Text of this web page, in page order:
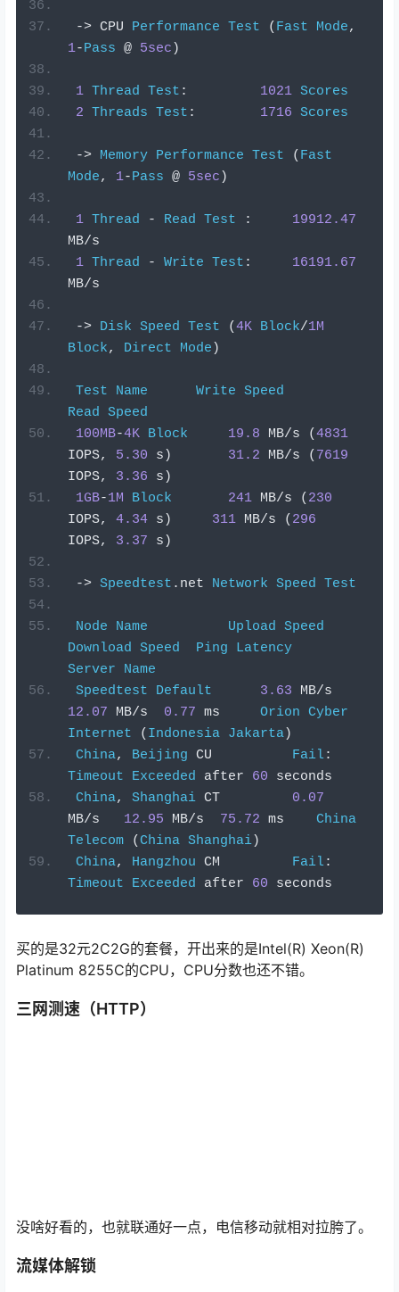
-> CPU Performance Test ( Fast Mode,
1-Pass @ 5sec )
1 Thread Test : 1021 Scores
2 Threads Test : 1716 Scores
-> Memory Performance Test ( Fast
Mode, 1-Pass @ 5sec )
1 Thread - Read Test :
19912.47
MB/s
1 Thread - Write Test :
16191.67
MB/s
-> Disk Speed Test (4K Block/1M
Block, Direct Mode )
Test Name Write Speed
Read Speed
100MB-4K Block 19.8 MB/s (4831
IOPS, 5.30 s ) 31.2 MB/s ( 7619
IOPS, 3.36 s )
1GB-1M Block 241 MB/s ( 230
IOPS, 4.34 s ) 311 MB/s ( 296
IOPS, 3.37 s )
-> Speedtest . net Network Speed Test
Node Name Upload Speed
Download Speed Ping
Latency
Server
Name
Speedtest
Default 3.63 MB/
12.07 MB/s 0.77 ms Orion Cyber
Internet
( Indonesia Jakarta)
China, Beijing CU Fail:
Timeout
Exceeded after 60 seconds
China, Shanghai CT 0.07
MB/s 12.95 MB/s 75.72 ms China
Telecom
(China Shanghai)
China, Hangzhou CM Fail:
Timeout
Exceeded after 60 seconds
买的是32元2C2G的套餐，开出来的是Intel(R) Xeon(R)
Platinum 8255C的CPU，CPU分数也还不错。
三网测速（HTTP）
没啥好看的，也就联通好一点，电信移动就相对拉胯了。
流媒体解锁